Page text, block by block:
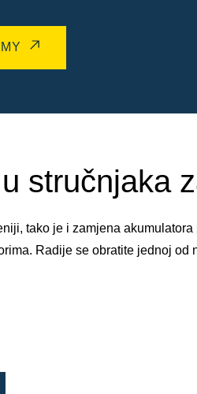
stručnjaka
tako je i zamjena
Radije se obratite jednoj